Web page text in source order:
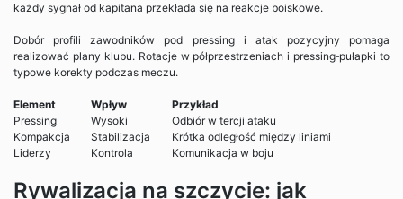
każdy sygnał od kapitana przekłada się na reakcje boiskowe.
Dobór profili zawodników pod pressing i atak pozycyjny pomaga
realizować plany klubu. Rotacje w półprzestrzeniach i pressing‑pułapki to
typowe korekty podczas meczu.
Element Wpływ
Przykład
Pressing
Wysoki
Odbiór w tercji ataku
Kompakcja
Stabilizacja
Krótka odległość między liniami
Liderzy
Kontrola Komunikacja w boju
Rywalizacja na szczycie: jak